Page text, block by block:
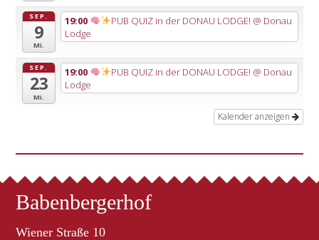
SEP.
9
Mi.
19:00 PUB QUIZ in der DONAU LODGE! @ Donau
Lodge
SEP.
23
Mi.
19:00 PUB QUIZ in der DONAU LODGE! @ Donau
Lodge
Kalender anzeigen
Babenbergerhof
Wiener Straße 10